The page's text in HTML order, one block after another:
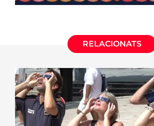
RELACIONATS